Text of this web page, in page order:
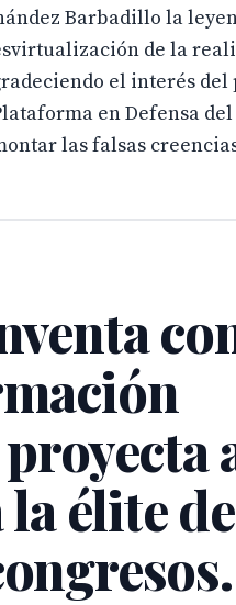
Barbadillo la
de la
el interés
en Defensa
las falsas
élite